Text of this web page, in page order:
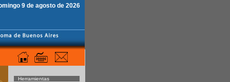
9 de agosto de 2026
Herramientas